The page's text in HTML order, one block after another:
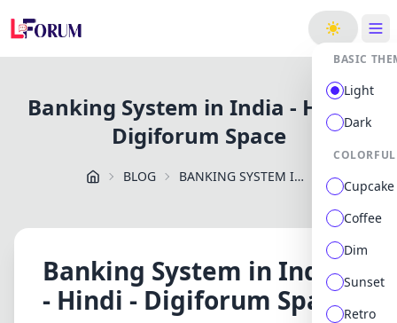
BASIC
Light
Dark
Cupcake
Coffee
Dim
Sunset
Retro
Banking System in India - Hindi -
Digiforum Space
BLOG BANKING SYSTEM IN INDIA HINDI DIGIFORUM SPACE
Banking System in India
- Hindi - Digiforum Space